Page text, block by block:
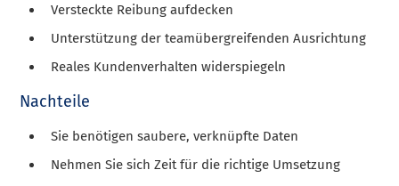
Versteckte Reibung aufdecken
Unterstützung der teamübergreifenden Ausrichtung
Reales Kundenverhalten widerspiegeln
Nachteile
Sie benötigen saubere, verknüpfte Daten
Nehmen Sie sich Zeit für die richtige Umsetzung